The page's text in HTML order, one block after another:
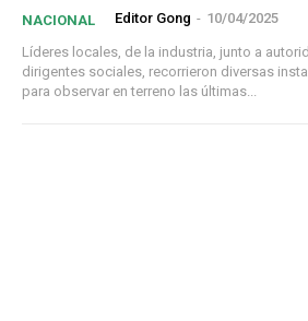
NACIONAL Editor Gong - 10/04/2025
Líderes locales, de la industria, junto a
dirigentes sociales, recorrieron diversas
para observar en terreno las últimas...